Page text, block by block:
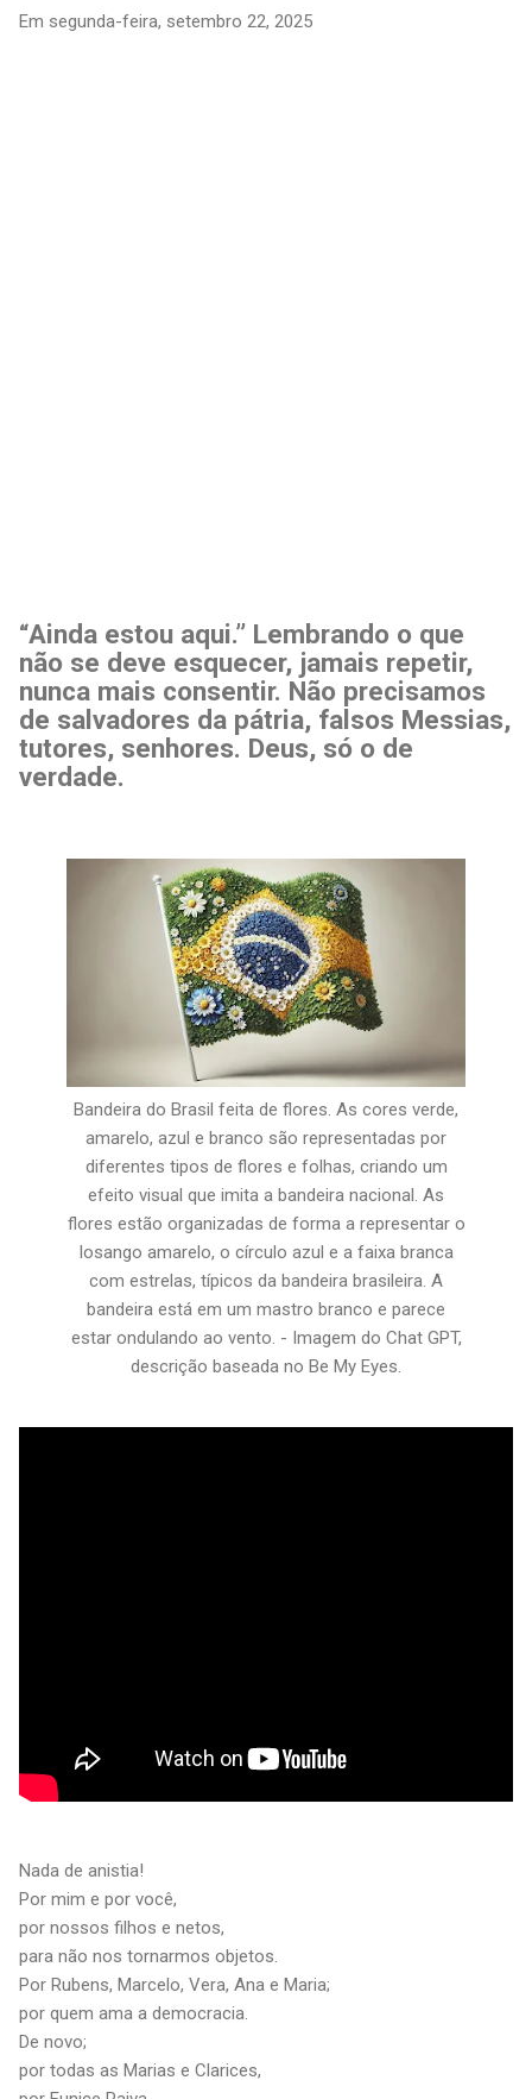
Em segunda-feira, setembro 22, 2025
“Ainda estou aqui.” Lembrando o que
não se deve esquecer, jamais repetir,
nunca mais consentir. Não precisamos
de salvadores da pátria, falsos Messias,
tutores, senhores. Deus, só o de
verdade.
Bandeira do Brasil feita de flores. As cores verde,
amarelo, azul e branco são representadas por
diferentes tipos de flores e folhas, criando um
efeito visual que imita a bandeira nacional. As
flores estão organizadas de forma a representar o
losango amarelo, o círculo azul e a faixa branca
com estrelas, típicos da bandeira brasileira. A
bandeira está em um mastro branco e parece
estar ondulando ao vento. - Imagem do Chat GPT,
descrição baseada no Be My Eyes.
Nada de anistia!
Por mim e por você,
por nossos filhos e netos,
para não nos tornarmos objetos.
Por Rubens, Marcelo, Vera, Ana e Maria;
por quem ama a democracia.
De novo;
por todas as Marias e Clarices,